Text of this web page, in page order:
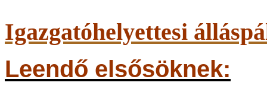
Igazgatóhelyettesi
Leendő elsősöknek: